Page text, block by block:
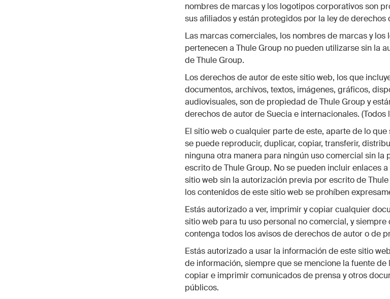
nombres de marcas y los logotipos corporativos son
sus afiliados y están protegidos por la ley de
Las marcas comerciales, los nombres de marcas y
pertenecen a Thule Group no pueden utilizarse sin la
de Thule Group.
Los derechos de autor de este sitio web, los que
documentos, archivos, textos, imágenes, gráficos,
audiovisuales, son de propiedad de Thule Group y
derechos de autor de Suecia e internacionales. (Todos
El sitio web o cualquier parte de este, aparte de lo
se puede reproducir, duplicar, copiar, transferir,
ninguna otra manera para ningún uso comercial sin la
escrito de Thule Group. No se pueden incluir enlaces
sitio web sin la autorización previa por escrito de
los contenidos de este sitio web se prohíben
Estás autorizado a ver, imprimir y copiar cualquier
sitio web para tu uso personal no comercial, y
contenga todos los avisos de derechos de autor o de
Estás autorizado a usar la información de este sitio
de información, siempre que se mencione la fuente de
copiar e imprimir comunicados de prensa y otros
públicos.